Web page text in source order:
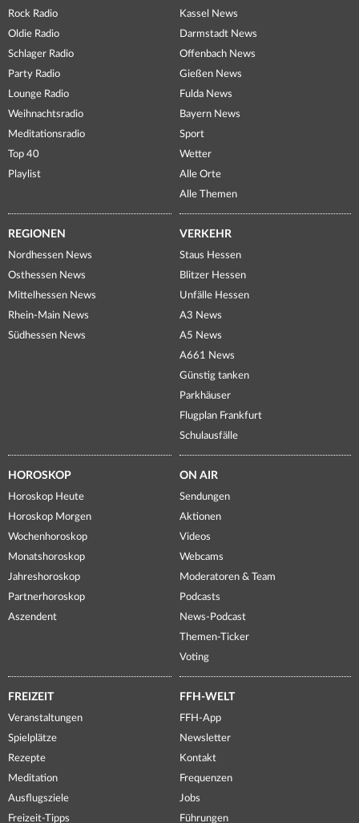
Rock Radio
Oldie Radio
Schlager Radio
Party Radio
Lounge Radio
Weihnachtsradio
Meditationsradio
Top 40
Playlist
Kassel News
Darmstadt News
Offenbach News
Gießen News
Fulda News
Bayern News
Sport
Wetter
Alle Orte
Alle Themen
REGIONEN
Nordhessen News
Osthessen News
Mittelhessen News
Rhein-Main News
Südhessen News
VERKEHR
Staus Hessen
Blitzer Hessen
Unfälle Hessen
A3 News
A5 News
A661 News
Günstig tanken
Parkhäuser
Flugplan Frankfurt
Schulausfälle
HOROSKOP
Horoskop Heute
Horoskop Morgen
Wochenhoroskop
Monatshoroskop
Jahreshoroskop
Partnerhoroskop
Aszendent
ON AIR
Sendungen
Aktionen
Videos
Webcams
Moderatoren & Team
Podcasts
News-Podcast
Themen-Ticker
Voting
FREIZEIT
Veranstaltungen
Spielplätze
Rezepte
Meditation
Ausflugsziele
Freizeit-Tipps
FFH-WELT
FFH-App
Newsletter
Kontakt
Frequenzen
Jobs
Führungen